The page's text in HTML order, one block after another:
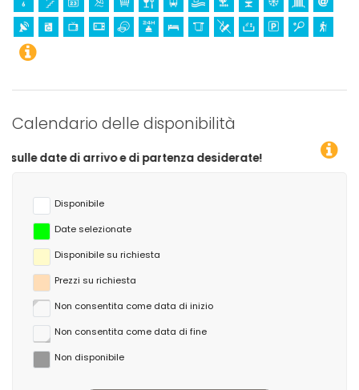
Calendario delle disponibilità
e di partenza desiderate!
Disponibile
Date selezionate
Disponibile su richiesta
Prezzi su richiesta
Non consentita come data di inizio
Non consentita come data di fine
Non disponibile